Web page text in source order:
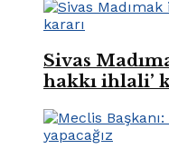
Sivas
hakkı ihlali’